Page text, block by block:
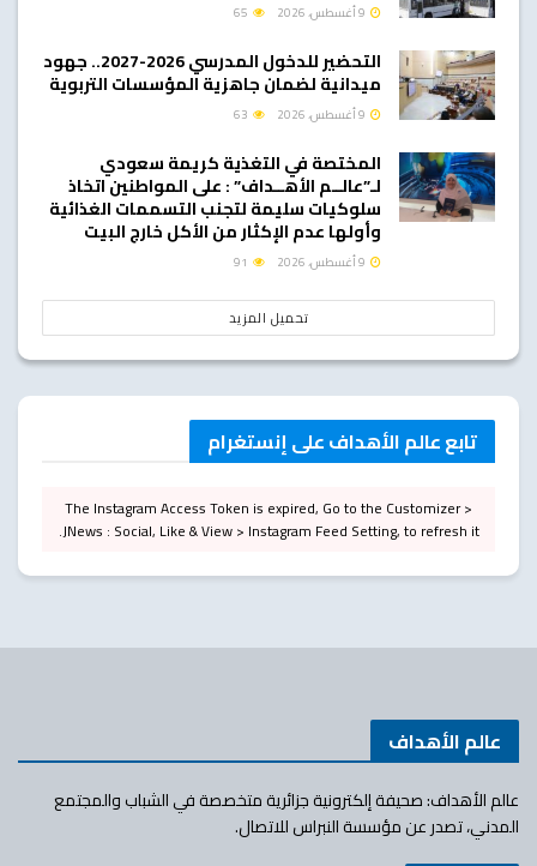
التحضير للدخول المدرسي 2026-2027.. جهود
ميدانية لضمان جاهزية المؤسسات التربوية
المختصة في التغذية كريمة سعودي
لـ”عالــم الأهــداف” : على المواطنين اتخاذ
سلوكيات سليمة لتجنب التسممات الغذائية
وأولها عدم الإكثار من الأكل خارج البيت
تحميل المزيد
تابع عالم الأهداف على إنستغرام
The Instagram Access Token is expired, Go to the Customizer >
JNews : Social, Like & View > Instagram Feed Setting, to refresh it.
عالم الأهداف
عالم الأهداف: صحيفة إلكترونية جزائرية متخصصة في الشباب والمجتمع
المدني، تصدر عن مؤسسة النبراس للاتصال.